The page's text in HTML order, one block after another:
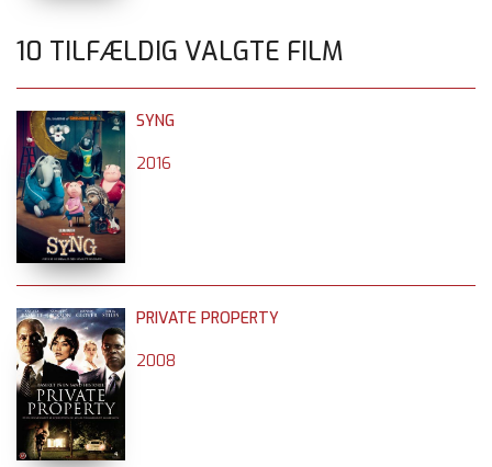
10 TILFÆLDIG VALGTE FILM
SYNG
2016
PRIVATE PROPERTY
2008